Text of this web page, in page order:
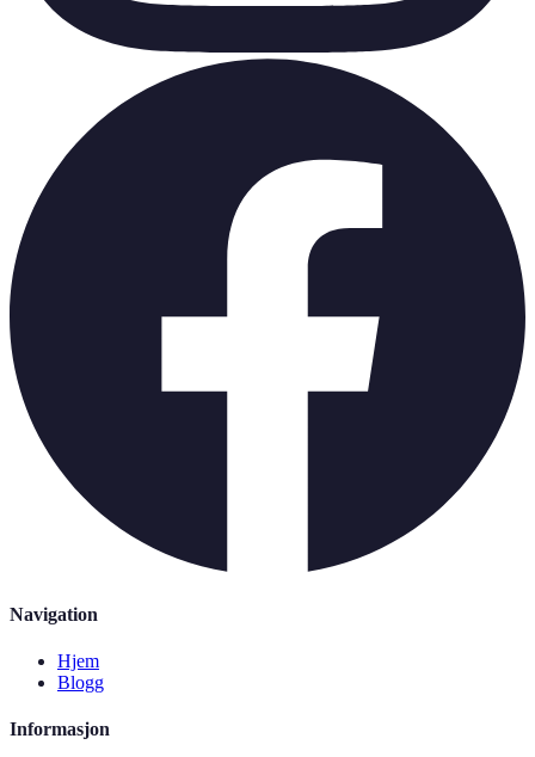
Navigation
Hjem
Blogg
Informasjon